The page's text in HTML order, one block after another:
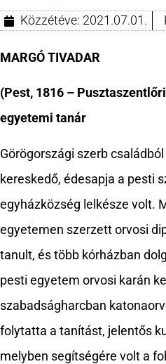
Közzétéve: 2021.07.01.
MARGÓ TIVADAR
(Pest, 1816 –
egyetemi tanár
Görögországi szerb
kereskedő, édesapja a pesti
egyházközség lelkésze volt.
egyetemen szerzett orvosi
tanult, és több kórházban
pesti egyetem orvosi karán
szabadságharcban
folytatta a tanítást, jelentős
melyben segítségére volt a